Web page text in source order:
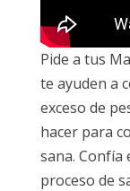
Pide a tus
te ayuden a
exceso de
hacer para
sana. Confía
proceso de